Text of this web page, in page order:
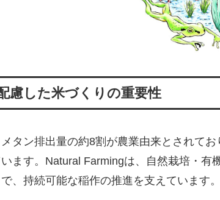
慮した米づくりの重要性
タン排出量の約8割が農業由来とされて
ます。Natural Farmingは、自然栽培・有
、持続可能な稲作の推進を支えています。